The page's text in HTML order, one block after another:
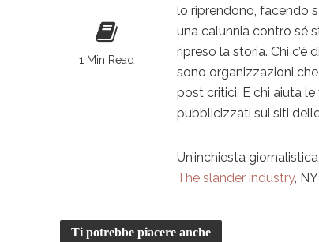
1 Min Read
lo riprendono, facendo
una calunnia contro sé
ripreso la storia. Chi
sono organizzazioni
post critici. E chi aiuta
pubblicizzati sui siti
Un’inchiesta
The slander industry,
Ti potrebbe piacere anche